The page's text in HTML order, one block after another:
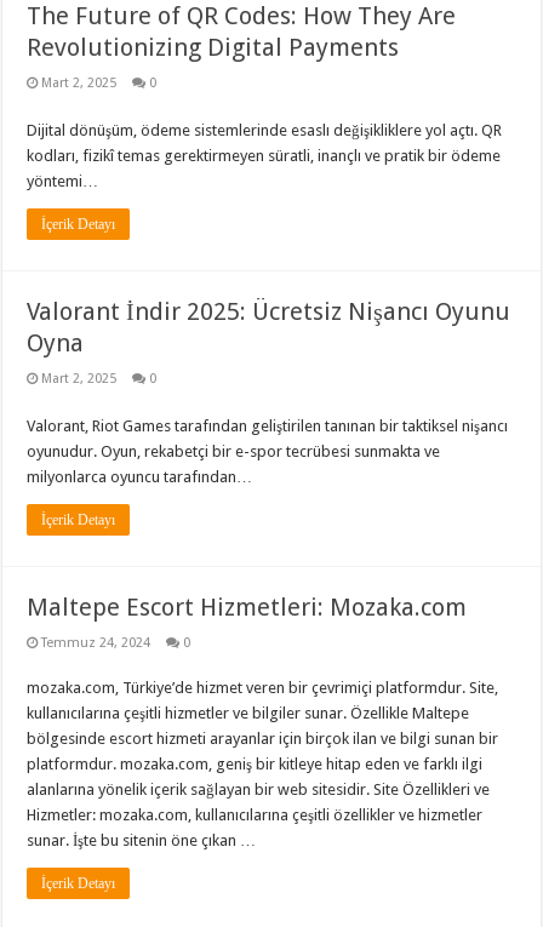
The Future of QR Codes: How They Are
Revolutionizing Digital Payments
Mart 2, 2025 0
Dijital dönüşüm, ödeme sistemlerinde esaslı değişikliklere yol açtı. QR
kodları, fizikî temas gerektirmeyen süratli, inançlı ve pratik bir ödeme
yöntemi…
İçerik Detayı
Valorant İndir 2025: Ücretsiz Nişancı Oyunu
Oyna
Mart 2, 2025 0
Valorant, Riot Games tarafından geliştirilen tanınan bir taktiksel nişancı
oyunudur. Oyun, rekabetçi bir e-spor tecrübesi sunmakta ve
milyonlarca oyuncu tarafından…
İçerik Detayı
Maltepe Escort Hizmetleri: Mozaka.com
Temmuz 24, 2024 0
mozaka.com, Türkiye’de hizmet veren bir çevrimiçi platformdur. Site,
kullanıcılarına çeşitli hizmetler ve bilgiler sunar. Özellikle Maltepe
bölgesinde escort hizmeti arayanlar için birçok ilan ve bilgi sunan bir
platformdur. mozaka.com, geniş bir kitleye hitap eden ve farklı ilgi
alanlarına yönelik içerik sağlayan bir web sitesidir. Site Özellikleri ve
Hizmetler: mozaka.com, kullanıcılarına çeşitli özellikler ve hizmetler
sunar. İşte bu sitenin öne çıkan …
İçerik Detayı